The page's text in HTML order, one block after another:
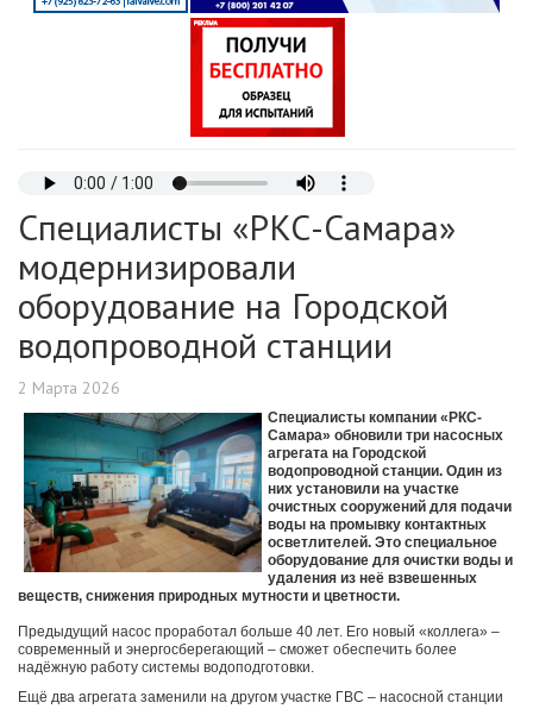
Специалисты «РКС-Самара»
модернизировали
оборудование на Городской
водопроводной станции
2 Марта 2026
Специалисты компании «РКС-
Самара» обновили три насосных
агрегата на Городской
водопроводной станции. Один из
них установили на участке
очистных сооружений для подачи
воды на промывку контактных
осветлителей. Это специальное
оборудование для очистки воды и
удаления из неё взвешенных
веществ, снижения природных мутности и цветности.
Предыдущий насос проработал больше 40 лет. Его новый «коллега» –
современный и энергосберегающий – сможет обеспечить более
надёжную работу системы водоподготовки.
Ещё два агрегата заменили на другом участке ГВС – насосной станции